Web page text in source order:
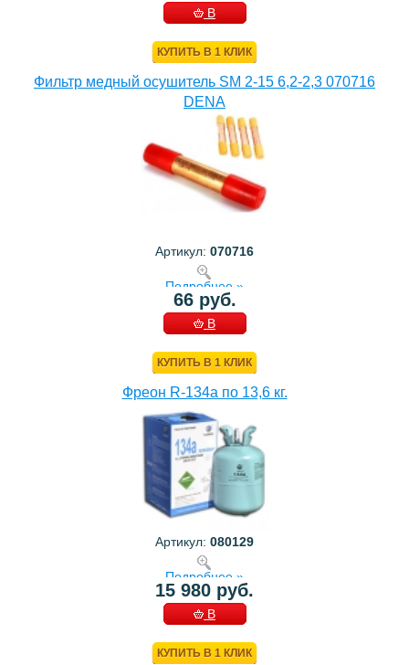
В
КУПИТЬ В 1 КЛИК
Фильтр медный осушитель SM 2-15 6,2-2,3 070716
DENA
Артикул: 070716
Подробнее »
66 руб.
В
КУПИТЬ В 1 КЛИК
Фреон R-134a по 13,6 кг.
Артикул: 080129
Подробнее »
15 980 руб.
В
КУПИТЬ В 1 КЛИК